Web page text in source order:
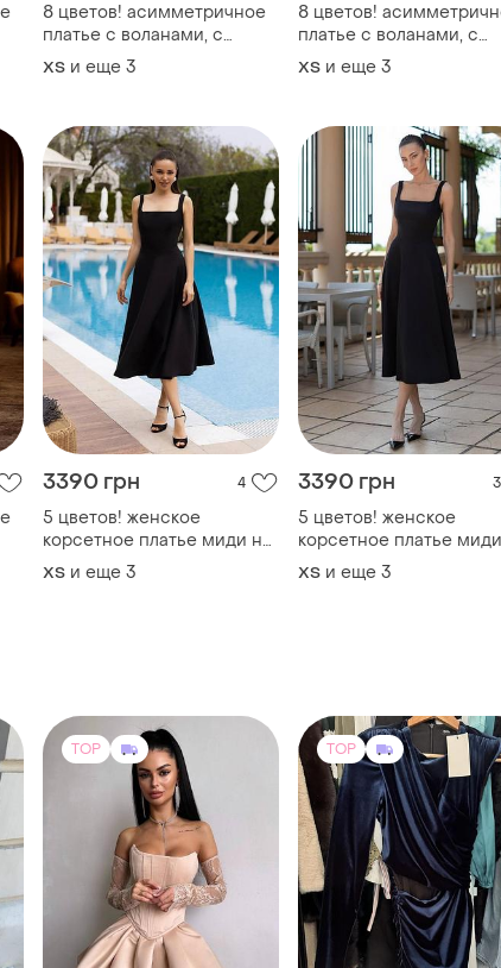
8 цветов! асимметричное
платье с воланами, с
разрезом на ноге, на
бретелях, платье миди,
воланами, классическое,
базовое
ХS и еще 3
8 цветов!
платье с воланами, с
разрезом на ноге, на
бретелях, платье миди,
воланами,
базовое
ХS и еще 3
3390 грн 4
5 цветов! женское
корсетное платье миди на
бретелях, сарафан с
корсетом, платье, базовое,
ХS и еще 3
3390 грн 3
5 цветов! женское
корсетное платье
бретелях, сарафан с
корсетом, платье,
ХS и еще 3
TOP TOP